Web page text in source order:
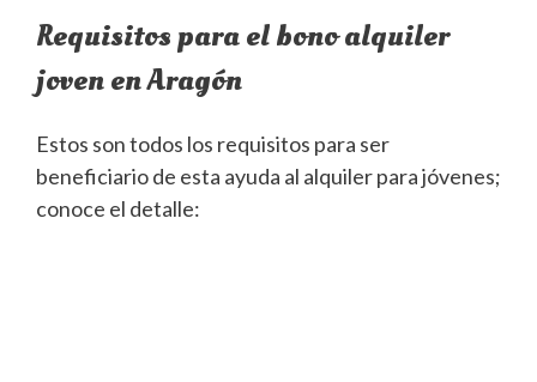
Requisitos para el bono alquiler
joven en Aragón
Estos son todos los requisitos para ser
beneficiario de esta ayuda al alquiler para jóvenes;
conoce el detalle: